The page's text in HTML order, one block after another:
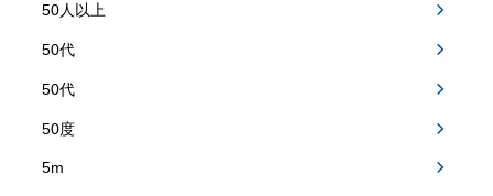
50人以上
50代
50代
50度
5m